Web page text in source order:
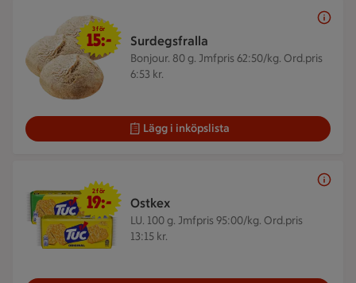
Surdegsfralla
Bonjour. 80 g. Jmfpris 62:50/kg. Ord.pris
6:53 kr.
3 för 15 kr
3 för
15:-
Lägg i inköpslista
Ostkex
LU. 100 g. Jmfpris 95:00/kg. Ord.pris
13:15 kr.
2 för 19 kr
2 för
19:-